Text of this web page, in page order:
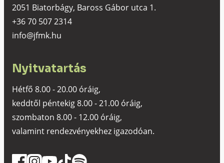
2051 Biatorbágy, Baross Gábor utca 1.
+36 70 507 2314
info@jfmk.hu
Nyitvatartás
Hétfő 8.00 - 20.00 óráig,
keddtől péntekig 8.00 - 21.00 óráig,
szombaton 8.00 - 12.00 óráig,
valamint rendezvényekhez igazodóan.